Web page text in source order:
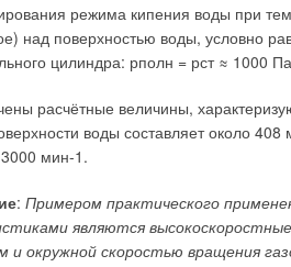
режима кипения воды при
над поверхностью воды, условно
цилиндра: рполн = рст ≈ 1000
расчётные величины,
воды составляет около
мин-1.
: Примером практического
являются
и окружной скоростью вращения
этой схемы следующие —
и теплоотдачей, с постоянной
в системе горячего
шахте; кондиционер не
водоснабжения за счёт
определять не по максимальному,
конденсатора и мощность